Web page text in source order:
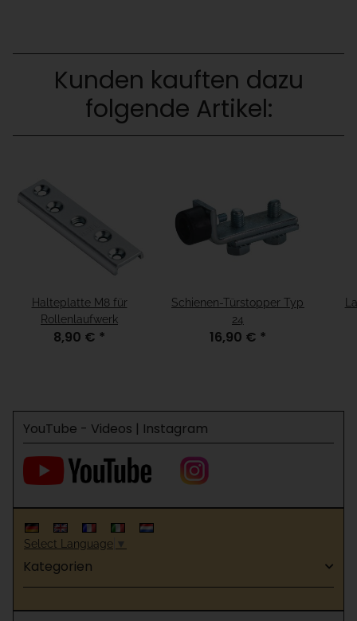
Kunden kauften dazu
folgende Artikel:
Halteplatte M8 für
Rollenlaufwerk
8,90 € *
Schienen-Türstopper Typ
24
16,90 € *
YouTube - Videos | Instagram
Select Language ▼
Kategorien